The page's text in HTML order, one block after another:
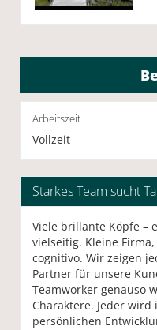
Arbeitszeit
Vollzeit
Starkes Team sucht
Viele brillante Köpfe –
vielseitig. Kleine
cognitivo. Wir zeigen
Partner für unsere
Teamworker genauso
Charaktere. Jeder
persönlichen